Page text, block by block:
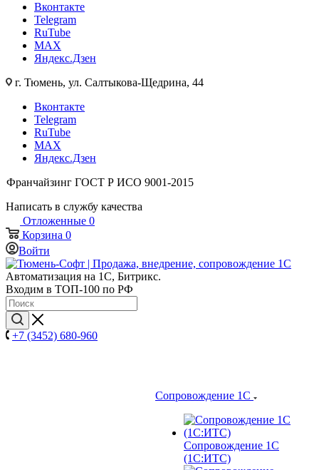
Вконтакте
Telegram
RuTube
MAX
Яндекс.Дзен
г. Тюмень, ул. Салтыкова-Щедрина, 44
Вконтакте
Telegram
RuTube
MAX
Яндекс.Дзен
Франчайзинг ГОСТ Р ИСО 9001-2015
Написать в службу качества
Отложенные 0
Корзина 0
Войти
Автоматизация на 1С, Битрикс.
Входим в ТОП-100 по РФ
+7 (3452) 680-960
Сопровождение 1С
Сопровождение 1С
(1С:ИТС)